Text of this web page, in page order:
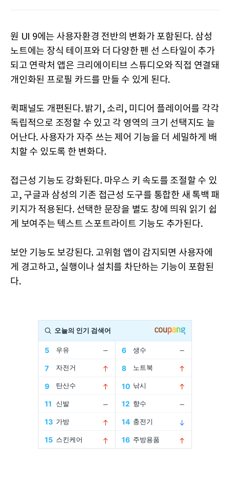
원 UI 9에는 사용자환경 전반의 변화가 포함된다. 삼성
노트에는 장식 테이프와 더 다양한 펜 선 스타일이 추가
되고 연락처 앱은 크리에이티브 스튜디오와 직접 연결돼
개인화된 프로필 카드를 만들 수 있게 된다.
퀵패널도 개편된다. 밝기, 소리, 미디어 플레이어를 각각
독립적으로 조정할 수 있고 각 영역의 크기 선택지도 늘
어난다. 사용자가 자주 쓰는 제어 기능을 더 세밀하게 배
치할 수 있도록 한 변화다.
접근성 기능도 강화된다. 마우스 키 속도를 조절할 수 있
고, 구글과 삼성의 기존 접근성 도구를 통합한 새 톡백 패
키지가 적용된다. 선택한 문장을 별도 창에 띄워 읽기 쉽
게 보여주는 텍스트 스포트라이트 기능도 추가된다.
보안 기능도 보강된다. 고위험 앱이 감지되면 사용자에
게 경고하고, 실행이나 설치를 차단하는 기능이 포함된
다.